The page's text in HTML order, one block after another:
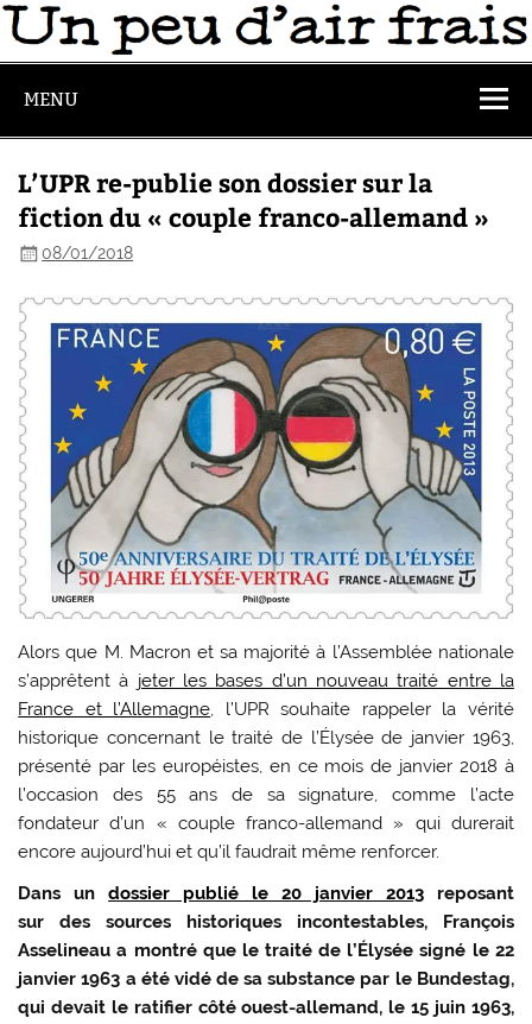
MENU
L’UPR re-publie son dossier sur la
fiction du « couple franco-allemand »
08/01/2018
Alors que M. Macron et sa majorité à l’Assemblée nationale
s’apprêtent à jeter les bases d’un nouveau traité entre la
France et l’Allemagne, l’UPR souhaite rappeler la vérité
historique concernant le traité de l’Élysée de janvier 1963,
présenté par les européistes, en ce mois de janvier 2018 à
l’occasion des 55 ans de sa signature, comme l’acte
fondateur d’un « couple franco-allemand » qui durerait
encore aujourd’hui et qu’il faudrait même renforcer.
Dans undossier publié le 20 janvier 2013reposant
sur des sources historiques incontestables, François
Asselineau a montré que le traité de l’Élysée signé le 22
janvier 1963 a été vidé de sa substance par le Bundestag,
qui devait le ratifier côté ouest-allemand, le 15 juin 1963,